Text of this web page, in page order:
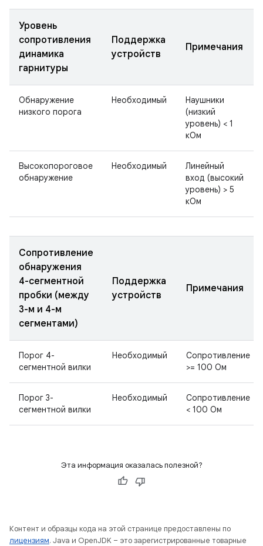
Уровень
сопротивления
динамика
гарнитуры
Поддержка
устройств
Примечания
Обнаружение
низкого порога
Необходимый
Наушники
(низкий
уровень) < 1
кОм
Высокопороговое
обнаружение
Необходимый
Линейный
вход (высокий
уровень) > 5
кОм
Сопротивление
обнаружения
4-сегментной
пробки (между
3-м и 4-м
сегментами)
Поддержка
устройств
Примечания
Порог 4-
сегментной вилки
Необходимый
Сопротивление
>= 100 Ом
Порог 3-
сегментной вилки
Необходимый
Сопротивление
< 100 Ом
Эта информация оказалась полезной?
Контент и образцы кода на этой странице предоставлены по
лицензиям. Java и OpenJDK – это зарегистрированные товарные